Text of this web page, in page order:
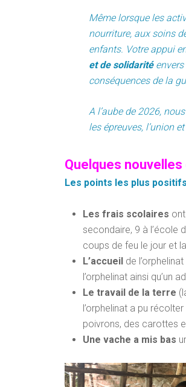
Même lorsque les
nourriture, aux soins
enfants. Votre appui
et de solidaritéenvers
conséquences de la
A l’aube de 2026,
les épreuves, l’union
Quelques nouvelles
Les points les plus
Les frais scolaires
secondaire, 9 à l’école
coups de feu le jour et la
L’accueil de
l’orphelinat ainsi qu’un
Le travail de la terre
l’orphelinat a pu
poivrons, des carottes
Une vache a mis bas